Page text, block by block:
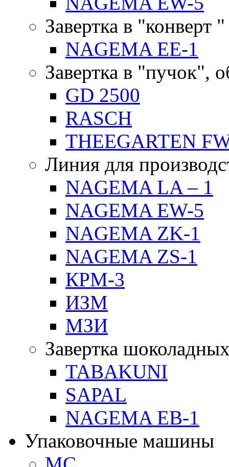
Завертка в "конверт "
NAGEMA EE-1
Завертка в "пучок",
GD 2500
RASCH
THEEGARTEN
Линия для
NAGEMA LA – 1
NAGEMA EW-5
NAGEMA ZK-1
NAGEMA ZS-1
КРМ-3
ИЗМ
МЗИ
Завертка
TABAKUNI
SAPAL
NAGEMA EB-1
Упаковочные машины